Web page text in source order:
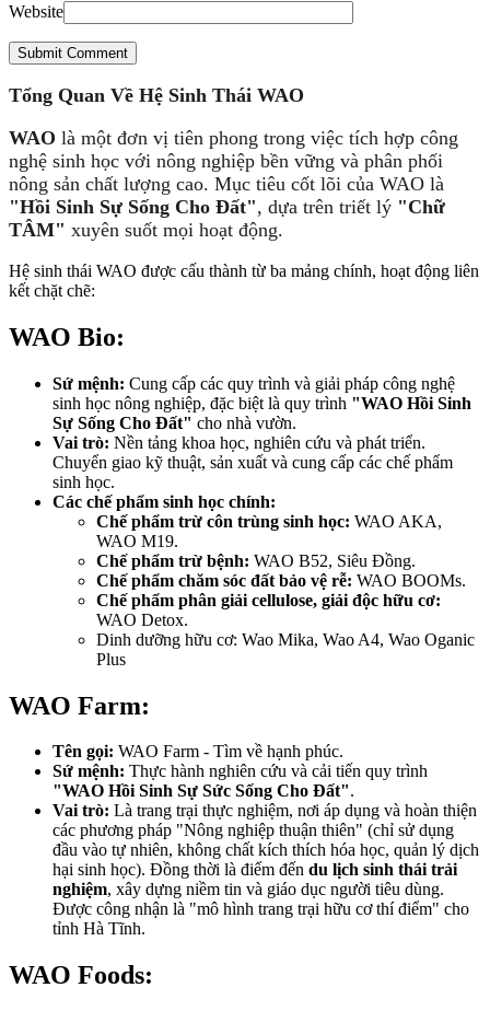
Website
Submit Comment
Tổng Quan Về Hệ Sinh Thái WAO
WAO là một đơn vị tiên phong trong việc tích hợp công
nghệ sinh học với nông nghiệp bền vững và phân phối
nông sản chất lượng cao. Mục tiêu cốt lõi của WAO là
"Hồi Sinh Sự Sống Cho Đất", dựa trên triết lý "Chữ
TÂM" xuyên suốt mọi hoạt động.
Hệ sinh thái WAO được cấu thành từ ba mảng chính, hoạt động liên
kết chặt chẽ:
WAO Bio:
Sứ mệnh: Cung cấp các quy trình và giải pháp công nghệ
sinh học nông nghiệp, đặc biệt là quy trình "WAO Hồi Sinh
Sự Sống Cho Đất" cho nhà vườn.
Vai trò: Nền tảng khoa học, nghiên cứu và phát triển.
Chuyển giao kỹ thuật, sản xuất và cung cấp các chế phẩm
sinh học.
Các chế phẩm sinh học chính:
Chế phẩm trừ côn trùng sinh học: WAO AKA,
WAO M19.
Chế phẩm trừ bệnh: WAO B52, Siêu Đồng.
Chế phẩm chăm sóc đất bảo vệ rễ: WAO BOOMs.
Chế phẩm phân giải cellulose, giải độc hữu cơ:
WAO Detox.
Dinh dưỡng hữu cơ: Wao Mika, Wao A4, Wao Oganic
Plus
WAO Farm:
Tên gọi: WAO Farm - Tìm về hạnh phúc.
Sứ mệnh: Thực hành nghiên cứu và cải tiến quy trình
"WAO Hồi Sinh Sự Sức Sống Cho Đất".
Vai trò: Là trang trại thực nghiệm, nơi áp dụng và hoàn thiện
các phương pháp "Nông nghiệp thuận thiên" (chỉ sử dụng
đầu vào tự nhiên, không chất kích thích hóa học, quản lý dịch
hại sinh học). Đồng thời là điểm đến du lịch sinh thái trải
nghiệm, xây dựng niềm tin và giáo dục người tiêu dùng.
Được công nhận là "mô hình trang trại hữu cơ thí điểm" cho
tỉnh Hà Tĩnh.
WAO Foods: